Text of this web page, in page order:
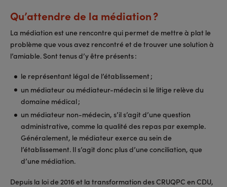
Qu’attendre de la médiation ?
La médiation est une rencontre qui permet de mettre à plat le
problème que vous avez rencontré et de trouver une solution à
l’amiable. Sont tenus d’y être présents :
le représentant légal de l’établissement ;
un médiateur ou médiateur-médecin si le litige relève du
domaine médical ;
un médiateur non-médecin, s’il s’agit d’une question
administrative, comme la qualité des repas par exemple.
Généralement, le médiateur exerce au sein de
l’établissement. Il s’agit donc plus d’une conciliation, que
d’une médiation.
Depuis la loi de 2016 et la transformation des CRUQPC en CDU,